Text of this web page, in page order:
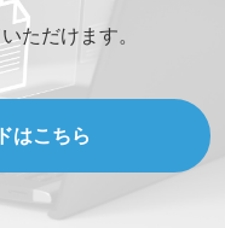
ただけます。
はこちら